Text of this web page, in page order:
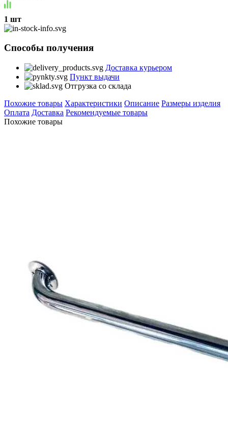
1 шт
Способы получения
Доставка курьером
Пункт выдачи
Отгрузка со склада
Похожие товары Характеристики Описание Размеры изделия
Оплата Доставка Рекомендуемые товары
Похожие товары